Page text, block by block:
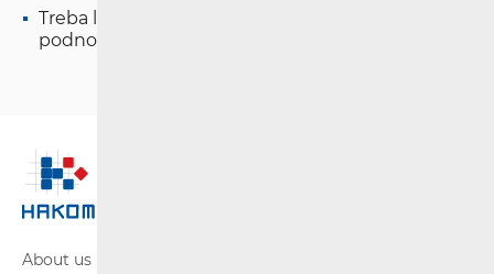
Treba li putnik platiti pristojbu/naknadu za
podnošenje zahtjeva HAKOM-u?
About us